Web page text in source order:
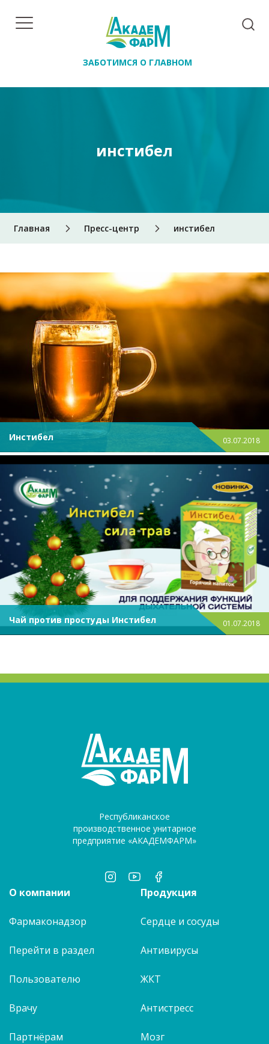
ЗАБОТИМСЯ О ГЛАВНОМ
Главная Пресс-центр инстибел
инстибел
Инстибел 03.07.2018
Чай против простуды Инстибел 01.07.2018
Республиканское
производственное унитарное
предприятие «АКАДЕМФАРМ»
О компании
Фармаконадзор
Перейти в раздел
Пользователю
Врачу
Партнёрам
Продукция
Сердце и сосуды
Антивирусы
ЖКТ
Антистресс
Мозг